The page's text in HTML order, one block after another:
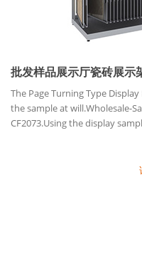
批发样品展示厅瓷砖展示
The Page Turning Type
the sample at will.Wholesale-
CF2073.Using the display